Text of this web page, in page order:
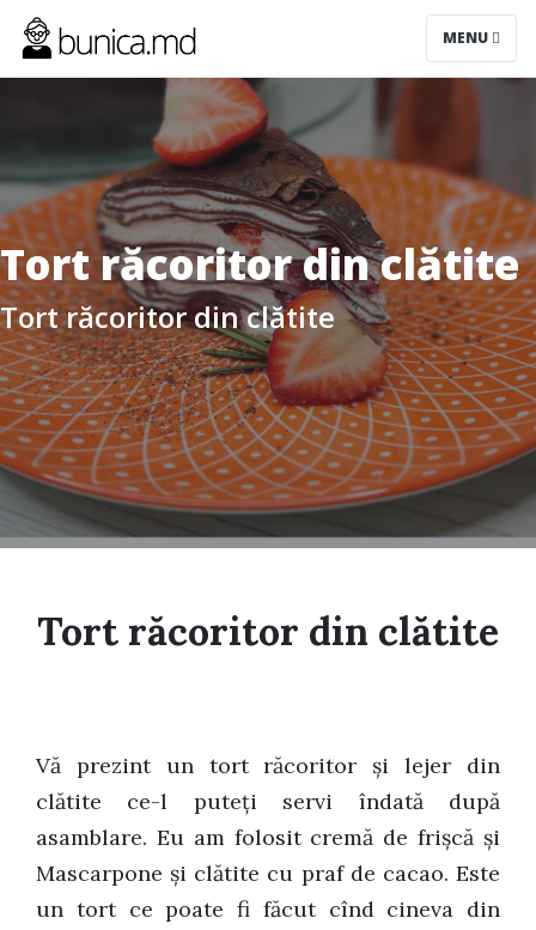
MENU
Tort răcoritor din clătite
Tort răcoritor din clătite
Tort răcoritor din clătite
Vă prezint un tort răcoritor și lejer din
clătite ce-l puteți servi îndată după
asamblare. Eu am folosit cremă de frișcă și
Mascarpone și clătite cu praf de cacao. Este
un tort ce poate fi făcut cînd cineva din